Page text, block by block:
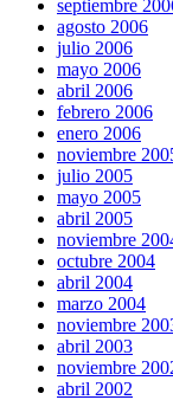
septiembre
agosto 2006
julio 2006
mayo 2006
abril 2006
febrero 2006
enero 2006
noviembre
julio 2005
mayo 2005
abril 2005
noviembre
octubre 2004
abril 2004
marzo 2004
noviembre
abril 2003
noviembre
abril 2002